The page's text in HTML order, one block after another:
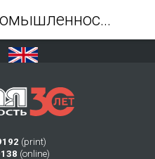
(print)
(online)
Горнорудная промышленность России и СНГ 2026 - Журнал Горная промышленность